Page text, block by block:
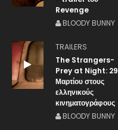
Revenge
BLOODY BUNNY
TRAILERS
The Strangers-
Prey at Night: 29
Μαρτίου στους
ελληνικούς
κινηματογράφους
BLOODY BUNNY